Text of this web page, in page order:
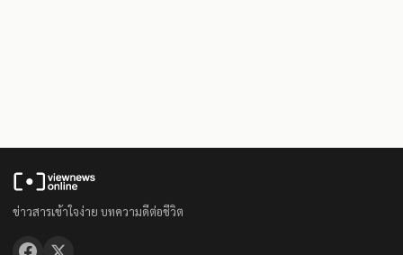
ข่าวสารเข้าใจง่าย บทความดีต่อชีวิต